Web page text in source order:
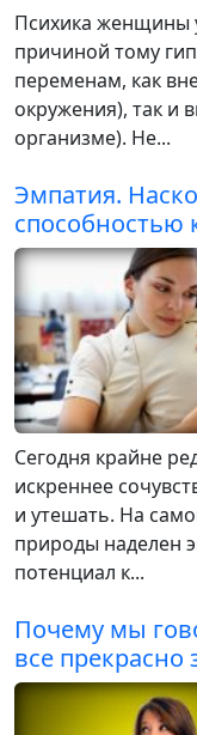
Психика женщины
причиной тому
переменам, как
окружения), так и
организме). Не...
Эмпатия.
способностью
Сегодня крайне
искреннее
и утешать. На
природы наделен
потенциал к...
Почему мы
все прекрасно